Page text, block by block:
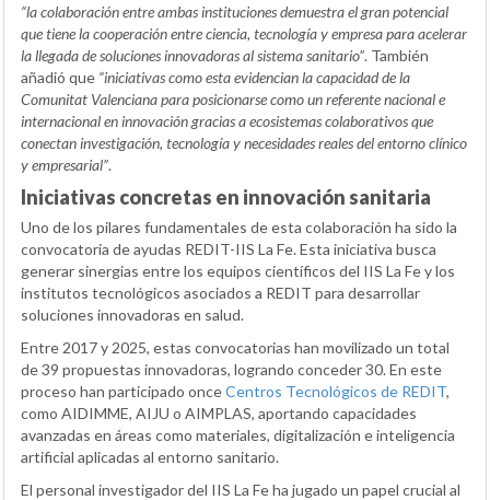
“la colaboración entre ambas instituciones demuestra el gran potencial
que tiene la cooperación entre ciencia, tecnología y empresa para acelerar
la llegada de soluciones innovadoras al sistema sanitario”. También
añadió que “iniciativas como esta evidencian la capacidad de la
Comunitat Valenciana para posicionarse como un referente nacional e
internacional en innovación gracias a ecosistemas colaborativos que
conectan investigación, tecnología y necesidades reales del entorno clínico
y empresarial”.
Iniciativas concretas en innovación sanitaria
Uno de los pilares fundamentales de esta colaboración ha sido la
convocatoria de ayudas REDIT-IIS La Fe. Esta iniciativa busca
generar sinergias entre los equipos científicos del IIS La Fe y los
institutos tecnológicos asociados a REDIT para desarrollar
soluciones innovadoras en salud.
Entre 2017 y 2025, estas convocatorias han movilizado un total
de 39 propuestas innovadoras, logrando conceder 30. En este
proceso han participado onceCentros Tecnológicos de REDIT,
como AIDIMME, AIJU o AIMPLAS, aportando capacidades
avanzadas en áreas como materiales, digitalización e inteligencia
artificial aplicadas al entorno sanitario.
El personal investigador del IIS La Fe ha jugado un papel crucial al